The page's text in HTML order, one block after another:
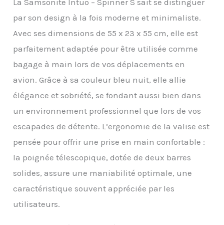
d'emballage encastrées
et réglables qui
affaires ne glissent pas
Les roues doubles
garantissent un
transport facile + Toutes
fonction d'extension
L'Intuo est fabriqué en
polypropylène léger et
résistant aux rayures +
intérieur en partie
fabriqué à partir de
matériaux recyclés
par son design à la fois moderne et minimaliste.
Avec ses dimensions de 55 x 23 x 55 cm, elle est
parfaitement adaptée pour être utilisée comme
bagage à main lors de vos déplacements en
avion. Grâce à sa couleur bleu nuit, elle allie
élégance et sobriété, se fondant aussi bien dans
un environnement professionnel que lors de vos
escapades de détente. L’ergonomie de la valise est
pensée pour offrir une prise en main confortable :
la poignée télescopique, dotée de deux barres
solides, assure une maniabilité optimale, une
caractéristique souvent appréciée par les
utilisateurs.